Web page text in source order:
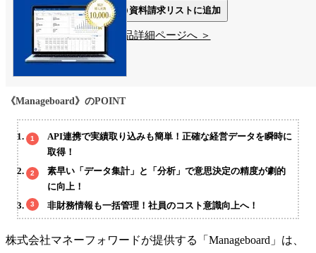
資料請求リストに追加
製品詳細ページへ ＞
《Manageboard》のPOINT
API連携で実績取り込みも簡単！正確な経営データを瞬時に
取得！
素早い「データ集計」と「分析」で意思決定の精度が劇的
に向上！
非財務情報も一括管理！社員のコスト意識向上へ！
株式会社マネーフォワードが提供する「Manageboard」は、